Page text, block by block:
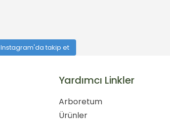
Instagram'da takip et
Yardımcı Linkler
Arboretum
Ürünler